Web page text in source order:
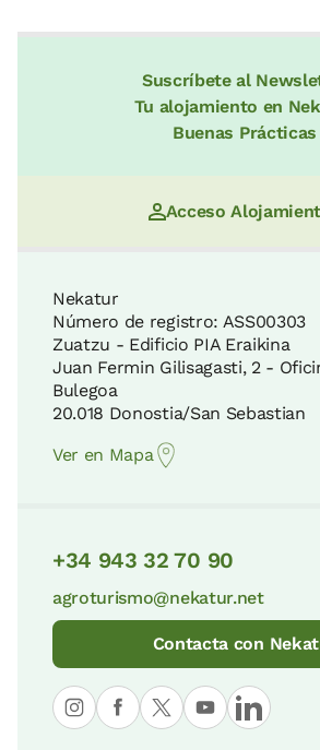
Suscríbete al
Tu alojamiento en
Buenas Prácticas
Acceso
Nekatur
Número de registro: ASS00303
Zuatzu - Edificio PIA Eraikina
Juan Fermin Gilisagasti, 2 -
Bulegoa
20.018 Donostia/San Sebastian
Ver en Mapa
+34 943 32 70 90
agroturismo@nekatur.net
Contacta con